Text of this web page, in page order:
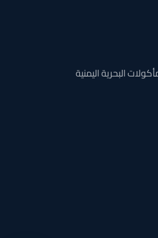
البحرية اليمنية